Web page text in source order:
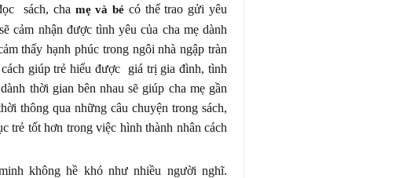
sách, cha mẹ và bé có thể trao gửi yêu
cảm nhận được tình yêu của cha mẹ dành
thấy hạnh phúc trong ngôi nhà ngập tràn
giúp trẻ hiểu được giá trị gia đình, tình
thời gian bên nhau sẽ giúp cha mẹ gần
thông qua những câu chuyện trong sách,
trẻ tốt hơn trong việc hình thành nhân cách
không hề khó như nhiều người nghĩ.